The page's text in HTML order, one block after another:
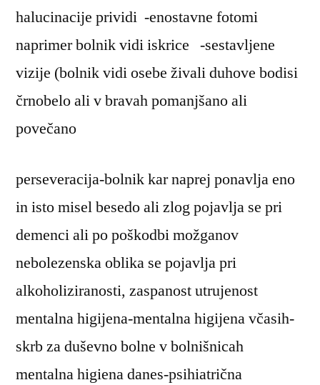
halucinacije prividi -enostavne fotomi
naprimer bolnik vidi iskrice -sestavljene
vizije (bolnik vidi osebe živali duhove bodisi
črnobelo ali v bravah pomanjšano ali
povečano
perseveracija-bolnik kar naprej ponavlja eno
in isto misel besedo ali zlog pojavlja se pri
demenci ali po poškodbi možganov
nebolezenska oblika se pojavlja pri
alkoholiziranosti, zaspanost utrujenost
mentalna higijena-mentalna higijena včasih-
skrb za duševno bolne v bolnišnicah
mentalna higiena danes-psihiatrična